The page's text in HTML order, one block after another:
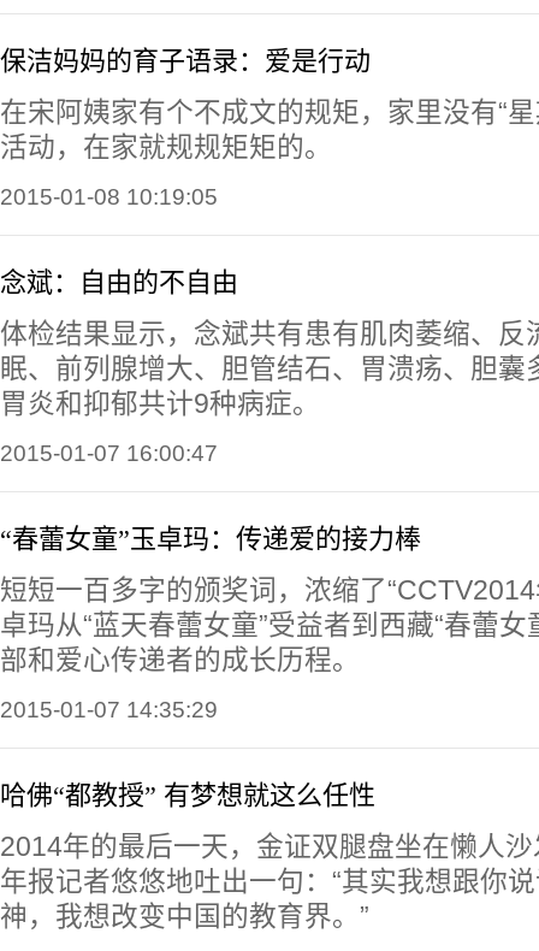
保洁妈妈的育子语录：爱是行动
在宋阿姨家有个不成文的规矩，家里没有“
活动，在家就规规矩矩的。
2015-01-08 10:19:05
念斌：自由的不自由
体检结果显示，念斌共有患有肌肉萎缩、反
眠、前列腺增大、胆管结石、胃溃疡、胆囊
胃炎和抑郁共计9种病症。
2015-01-07 16:00:47
“春蕾女童”玉卓玛：传递爱的接力棒
短短一百多字的颁奖词，浓缩了
卓玛从“蓝天春蕾女童”受益者到西藏“春蕾
部和爱心传递者的成长历程。
2015-01-07 14:35:29
哈佛“都教授” 有梦想就这么任性
2014年的最后一天，金证双腿盘坐在懒人
年报记者悠悠地吐出一句：“其实我想跟你
神，我想改变中国的教育界。”